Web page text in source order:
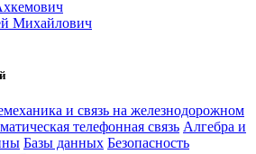
Михайлович
и связь на железнодорожном
телефонная связь Алгебра и
Базы данных Безопасность